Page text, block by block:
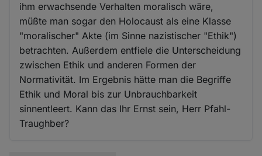
ihm erwachsende Verhalten moralisch wäre,
müßte man sogar den Holocaust als eine Klasse
"moralischer" Akte (im Sinne nazistischer "Ethik")
betrachten. Außerdem entfiele die Unterscheidung
zwischen Ethik und anderen Formen der
Normativität. Im Ergebnis hätte man die Begriffe
Ethik und Moral bis zur Unbrauchbarkeit
sinnentleert. Kann das Ihr Ernst sein, Herr Pfahl-
Traughber?